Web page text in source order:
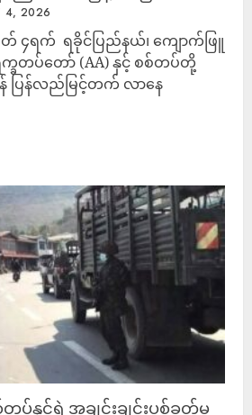
4, 2026
၄ရက် ‎ ရခိုင်ပြည်နယ်၊ ကျောက်ဖြူ
ခတပ်တော် (AA) နှင့် စစ်တပ်တို့
ပြန်လည်မြင့်တက် လာနေ
တပ်နှင့်ရဲ အချင်းချင်းပစ်ခတ်မှု